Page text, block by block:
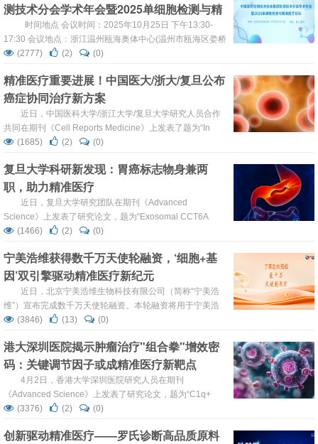
步强化公司在精准诊断、新药研发等应用场景的全链条服务
能力，助力AI驱动的多组学技术从科研加速迈向临床转化。
...
测技术分会学术年会暨2025单细胞检测与精
准医疗论坛10月25日在温州举办，欢迎参
加！
时间地点 会议时间：2025年10月25日 下午13:30-
17:30 会议地点：浙江温州瓯海奥体中心(温州市瓯海区娄桥
商汇路699号) 会议日程 专家简介 ...
(2777) (2) (0)
精准医疗重要进展！中国医大/浙大/复旦公布
癌症协同治疗新方案
近日，中国医科大学/浙江大学/复旦大学研究人员合作
共同在期刊《Cell Reports Medicine》上发表了题为“In
vivo neutrophils hitchhiking for tumor targeting and
therapy”的研究论文，研究人员在临床研究发现，在溶瘤
病...
(1685) (2) (0)
复旦大学科研新发现：胃癌标志物身兼两
职，助力精准医疗
近日，复旦大学研究团队在期刊《Advanced
Science》上发表了研究论文，题为“Exosomal CCT6A
Secreted by Cancer-Associated Fibroblasts Interacts with
Tumorigenesis in Gastric Cancer”，本研究中，研究...
(1466) (2) (0)
宁美浩维获得数千万天使轮融资，‘细胞+基
因’双引擎驱动精准医疗新纪元
近日，北京宁美浩维生物科技有限公司（简称“宁美浩
维”）宣布完成数千万天使轮融资。本轮融资将用于宁美浩
维基因编辑细胞疗法领域的研发与产业化进程，支持其在精
+基因”技术在临床应用中的创新突破。 宁美浩维创立于
2015年，依托前沿的生命科学技术，致力于为客户提供从
疾病预防、诊断到治疗的全生命周期精准医疗和...
(3846) (13) (0)
港大深圳医院揭示肿瘤治疗"组合拳"增效密
码：关键调节因子或成精准医疗新靶点
4月2日，香港大学深圳医院研究人员在期刊
《Advanced Science》上发表了研究论文，题为“C1q+
Macrophage–Tumor Cell Interaction Promoted
DNA Hypermethylation in Nasopharyngeal
(3376) (2) (0)
创新驱动精准医疗——罗氏诊断高品质原料